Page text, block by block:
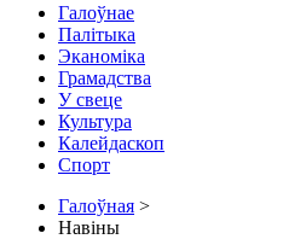
Галоўнае
Палітыка
Эканоміка
Грамадства
У свеце
Культура
Калейдаскоп
Спорт
Галоўная >
Навіны